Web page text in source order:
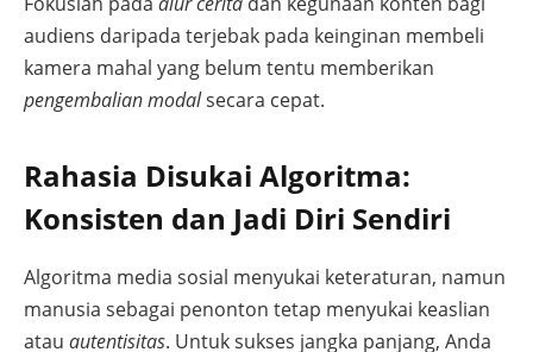
audiens daripada terjebak pada keinginan membeli
kamera mahal yang belum tentu memberikan
pengembalian modalsecara cepat.
Rahasia Disukai Algoritma:
Konsisten dan Jadi Diri Sendiri
Algoritma media sosial menyukai keteraturan, namun
manusia sebagai penonton tetap menyukai keaslian
atau autentisitas. Untuk sukses jangka panjang, Anda